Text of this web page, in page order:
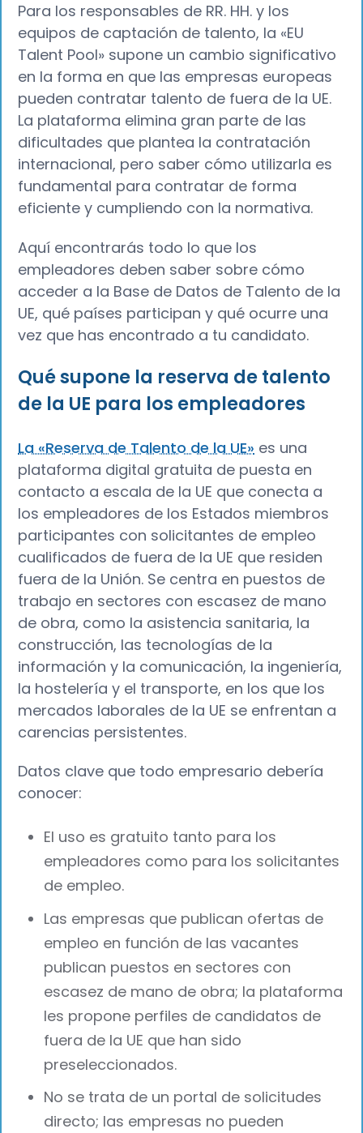
Para los responsables de RR. HH. y los
equipos de captación de talento, la «EU
Talent Pool» supone un cambio significativo
en la forma en que las empresas europeas
pueden contratar talento de fuera de la UE.
La plataforma elimina gran parte de las
dificultades que plantea la contratación
internacional, pero saber cómo utilizarla es
fundamental para contratar de forma
eficiente y cumpliendo con la normativa.
Aquí encontrarás todo lo que los
empleadores deben saber sobre cómo
acceder a la Base de Datos de Talento de la
UE, qué países participan y qué ocurre una
vez que has encontrado a tu candidato.
Qué supone la reserva de talento
de la UE para los empleadores
La «Reserva de Talento de la UE» es una
plataforma digital gratuita de puesta en
contacto a escala de la UE que conecta a
los empleadores de los Estados miembros
participantes con solicitantes de empleo
cualificados de fuera de la UE que residen
fuera de la Unión. Se centra en puestos de
trabajo en sectores con escasez de mano
de obra, como la asistencia sanitaria, la
construcción, las tecnologías de la
información y la comunicación, la ingeniería,
la hostelería y el transporte, en los que los
mercados laborales de la UE se enfrentan a
carencias persistentes.
Datos clave que todo empresario debería
conocer:
El uso es gratuito tanto para los
empleadores como para los solicitantes
de empleo.
Las empresas que publican ofertas de
empleo en función de las vacantes
publican puestos en sectores con
escasez de mano de obra; la plataforma
les propone perfiles de candidatos de
fuera de la UE que han sido
preseleccionados.
No se trata de un portal de solicitudes
directo; las empresas no pueden